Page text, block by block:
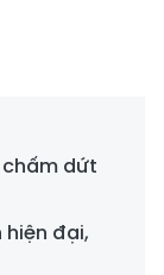
chấm dứt
hiện đại,